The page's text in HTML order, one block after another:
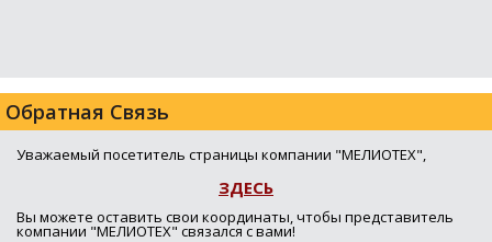
Обратная Связь
Уважаемый посетитель страницы компании "МЕЛИОТЕХ",
ЗДЕСЬ
Вы можете оставить свои координаты, чтобы представитель
компании "МЕЛИОТЕХ" связался с вами!